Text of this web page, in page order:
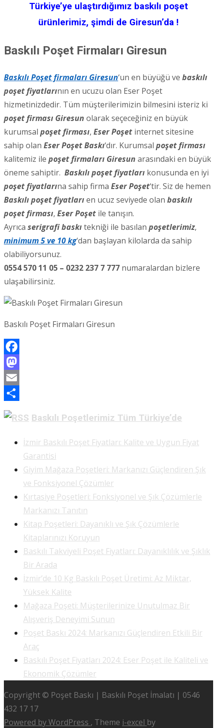
Türkiye’ye ulaştırdığımız baskılı poşet
ürünlerimiz, şimdi de Giresun’da !
Baskılı Poşet Firmaları Giresun
Baskılı Poşet firmaları Giresun‘un en büyüğü ve baskılı
poşet fiyatlarının en ucuzu olan Eser Poşet
hizmetinizdedir. Tüm müşterilerimizin bilmesini isteriz ki
poşet firması Giresun olarak seçeceğiniz en büyük
kurumsal poşet firması, Eser Poşet internet sitesine
sahip olan Eser Poşet Baskı‘dır. Kurumsal poşet firması
kalitemiz ile poşet firmaları Giresun arasındaki en büyük
öneme sahiptir. Baskılı poşet fiyatları konusunda en iyi
poşet fiyatlarına sahip firma Eser Poşet‘tir. Siz de hemen
Baskılı poşet fiyatlarıen ucuz seviyede olan baskılı
poşet firması, Eser Poşet ile tanışın.
Ayrıca serigrafi baskıtekniği ile basılan poşetlerimiz,
minimum 5 ve 10 kg‘dan başlayan kilolarda da sahip
olabiliyorsunuz.
0554 570 11 05 – 0232 237 7 777 numaralardan bizlere
ulaşabilirsiniz.
Baskılı Poşet Firmaları Giresun
Facebook
Mastodon
Email
Share
Baskılı Poşetlerimiz Tüm Türkiye’de
İzmir Baskılı Poşet Fiyatları: Kalite ve Uygun Fiyat
Garantisi
Giyim Mağaza Poşetleri: Markanızı Güçlendiren Şık
ve Fonksiyonel Çözümler
Kırtasiye Poşetleri: Fonksiyonel ve Şık Çözümlerle
Markanızı Tanıtın
Kitap Poşetleri: Dayanıklı ve Şık Çözümlerle
Kitaplarınızı Koruyun
Baskılı Takviyeli Poşet Fiyatları: Dayanıklılık ve Şıklık
Bir Arada
İzmir’de 10 Kg Baskılı Poşet Üretimi: Az Miktar,
Yüksek Kalite
Mağaza Poşeti: Müşterilerinize Unutulmaz Bir
Alışveriş Deneyimi Sunun
Poşet Baskı 2024: Markanızı Güçlendiren Etkili Bir
Araç
Baskılı Poşet Fiyatları 2024: Eser Poşet ile Kaliteli ve
Ekonomik Çözümler
Copyright © Poşet Baskı | Baskılı Poşet İmalatı | 0546
432 17 17
Powered by WordPress , Theme i-excel by